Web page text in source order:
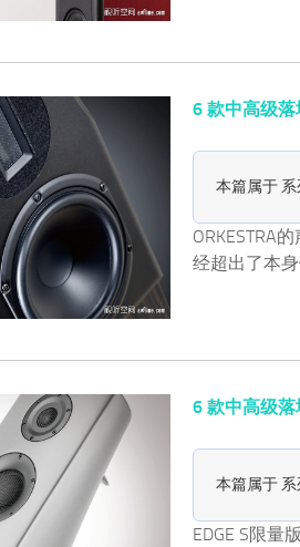
6 款中高级落
本篇属于
ORKESTRA
经超出了本
6 款中高级落
本篇属于
EDGE S限量